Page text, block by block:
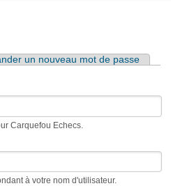
un nouveau mot de passe
Carquefou Echecs.
à votre nom d'utilisateur.